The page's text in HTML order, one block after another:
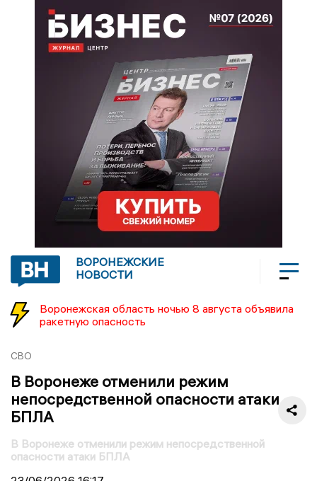
ВОРОНЕЖСКИЕ
НОВОСТИ
Воронежская область ночью 8 августа объявила
ракетную опасность
СВО
В Воронеже отменили режим
непосредственной опасности атаки
БПЛА
В Воронеже отменили режим непосредственной
опасности атаки БПЛА